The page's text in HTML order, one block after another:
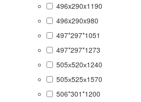
496x290x1190
496x290x980
497*297*1051
497*297*1273
505х520х1240
505х525х1570
506*301*1200